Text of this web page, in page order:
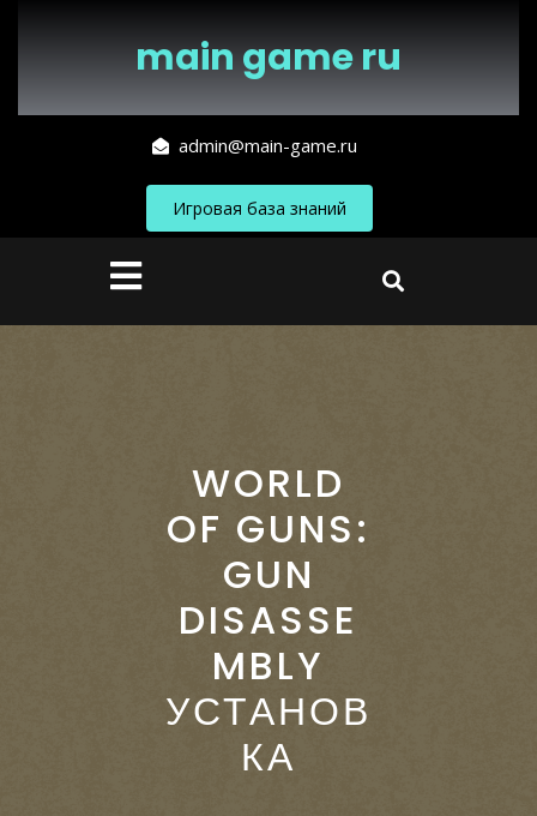
main game ru
admin@main-game.ru
Игровая база знаний
Кнопка
Открыть
WORLD
OF GUNS:
GUN
DISASSE
MBLY
УСТАНОВ
КА